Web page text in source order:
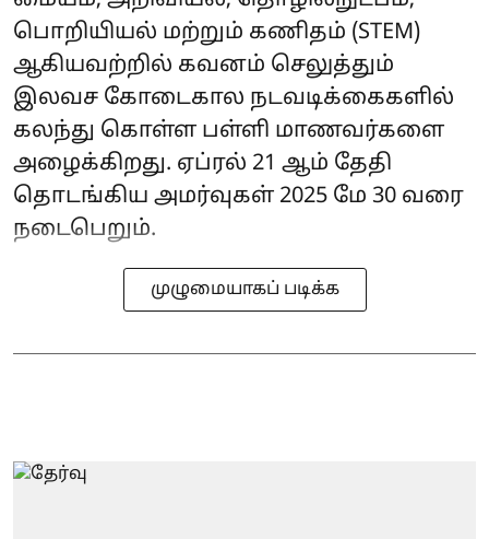
பொறியியல் மற்றும் கணிதம் (STEM)
ஆகியவற்றில் கவனம் செலுத்தும்
இலவச கோடைகால நடவடிக்கைகளில்
கலந்து கொள்ள பள்ளி மாணவர்களை
அழைக்கிறது. ஏப்ரல் 21 ஆம் தேதி
தொடங்கிய அமர்வுகள் 2025 மே 30 வரை
நடைபெறும்.
முழுமையாகப் படிக்க